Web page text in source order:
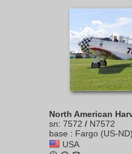
North American
sn: 7572 / N7572
base : Fargo (US-ND)
USA